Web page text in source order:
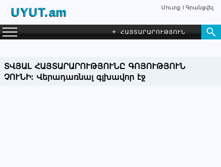
UYUT.am Մուտք Գրանցվել
+ ՀԱՅՏԱՐԱՐՈՒԹՅՈՒՆ
ՏՎՅԱԼ ՀԱՅՏԱՐԱՐՈՒԹՅՈՒՆԸ ԳՈՅՈՒԹՅՈՒՆ
ՉՈՒՆԻ: Վերադառնալ գլխավոր էջ